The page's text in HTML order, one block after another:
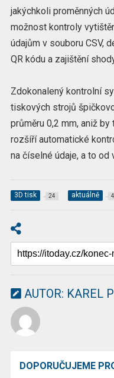
jakýchkoli proměnných
možnost kontroly
údajům v souboru CSV,
QR kódu a zajištění
Zdokonalený kontrolní
tiskových strojů
průměru 0,2 mm, aniž
rozšíří automatické
na číselné údaje, a to
3D tisk 24 aktuálně
AUTOR: KAREL
DOPORUČUJEME